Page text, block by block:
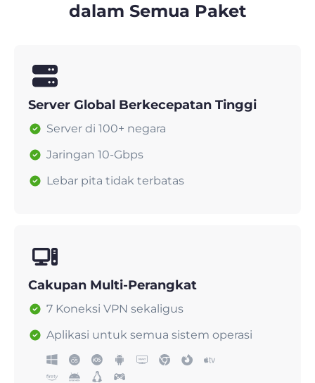
dalam Semua Paket
Server Global Berkecepatan Tinggi
Server di 100+ negara
Jaringan 10-Gbps
Lebar pita tidak terbatas
Cakupan Multi-Perangkat
7 Koneksi VPN sekaligus
Aplikasi untuk semua sistem operasi